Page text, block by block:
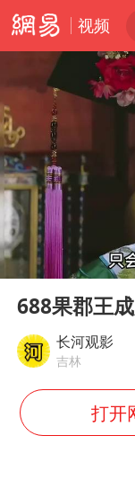
视频
Play
00:00
688果郡王
长河观影
吉林
打开